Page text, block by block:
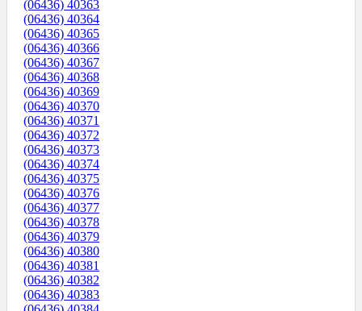
(06436) 40363
(06436) 40364
(06436) 40365
(06436) 40366
(06436) 40367
(06436) 40368
(06436) 40369
(06436) 40370
(06436) 40371
(06436) 40372
(06436) 40373
(06436) 40374
(06436) 40375
(06436) 40376
(06436) 40377
(06436) 40378
(06436) 40379
(06436) 40380
(06436) 40381
(06436) 40382
(06436) 40383